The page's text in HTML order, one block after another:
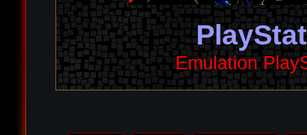
Emulation